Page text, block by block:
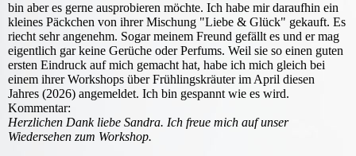
bin aber es gerne ausprobieren möchte. Ich habe mir daraufhin ein
kleines Päckchen von ihrer Mischung "Liebe & Glück" gekauft. Es
riecht sehr angenehm. Sogar meinem Freund gefällt es und er mag
eigentlich gar keine Gerüche oder Perfums. Weil sie so einen guten
ersten Eindruck auf mich gemacht hat, habe ich mich gleich bei
einem ihrer Workshops über Frühlingskräuter im April diesen
Jahres (2026) angemeldet. Ich bin gespannt wie es wird.
Kommentar:
Herzlichen Dank liebe Sandra. Ich freue mich auf unser
Wiedersehen zum Workshop.